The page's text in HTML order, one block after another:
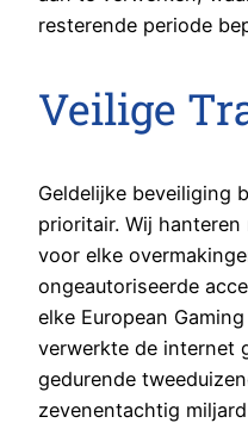
resterende periode
Veilige
Geldelijke beveiliging
prioritair. Wij
voor elke
ongeautoriseerde
elke European
verwerkte de internet
gedurende
zevenentachtig